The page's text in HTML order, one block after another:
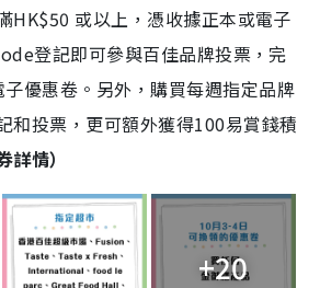
HK$50 或以上，憑收據正本或電子
登記即可參與百佳品牌投票，完
優惠卷。另外，購買每週指定品牌
和投票，更可額外獲得100易賞錢積
詳情）
+20